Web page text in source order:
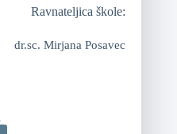
Ravnateljica škole:
dr.sc. Mirjana Posavec